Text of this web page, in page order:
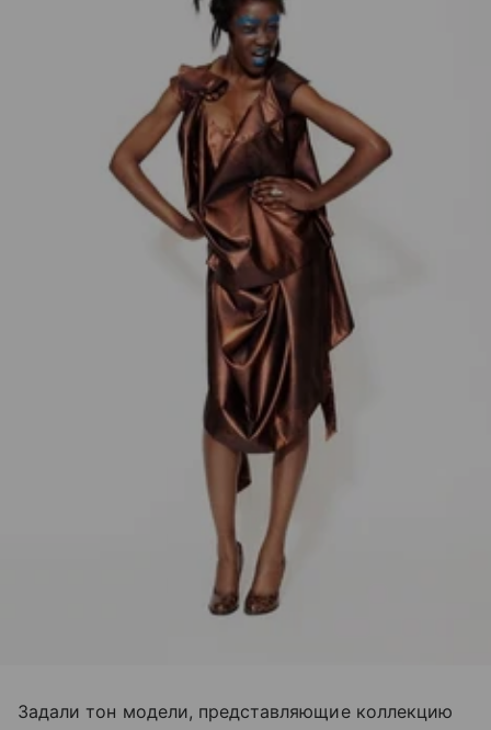
Задали тон модели, представляющие коллекцию